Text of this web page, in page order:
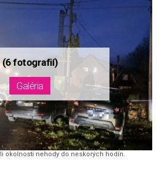
okolnosti nehody do neskorých hodín.